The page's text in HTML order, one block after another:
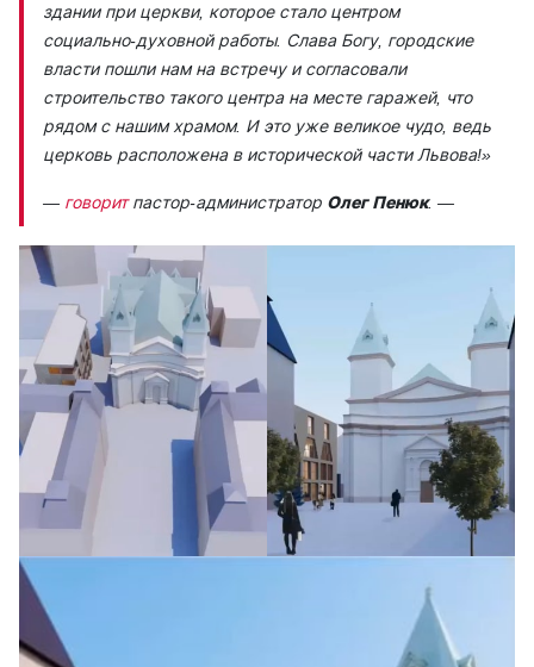
здании при церкви, которое стало центром
социально-духовной работы. Слава Богу, городские
власти пошли нам на встречу и согласовали
строительство такого центра на месте гаражей, что
рядом с нашим храмом. И это уже великое чудо, ведь
церковь расположена в исторической части Львова!»
— говоритпастор-администратор Олег Пенюк. —